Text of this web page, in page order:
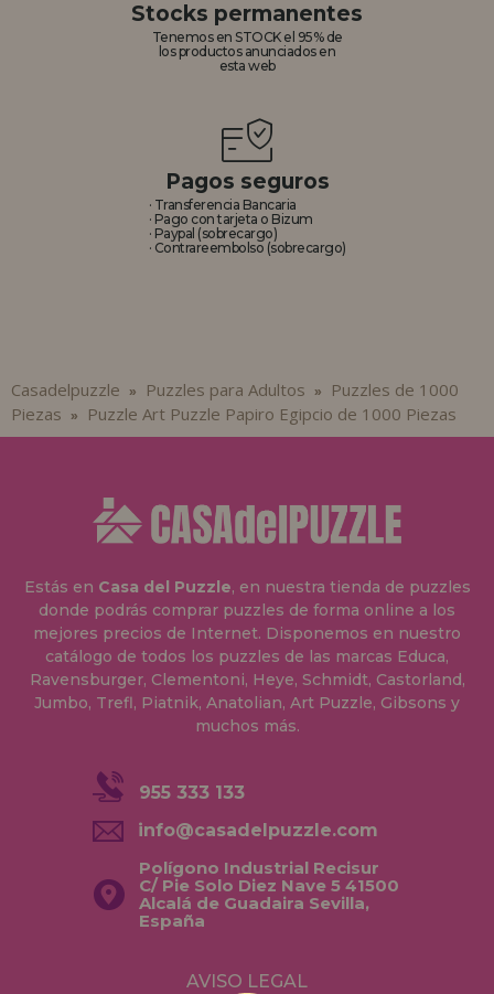
Stocks permanentes
Tenemos en STOCK el 95% de
los productos anunciados en
esta web
Pagos seguros
· Transferencia Bancaria
· Pago con tarjeta o Bizum
· Paypal (sobrecargo)
· Contrareembolso (sobrecargo)
Casadelpuzzle » Puzzles para Adultos »
Puzzles de 1000
Piezas » Puzzle Art Puzzle Papiro Egipcio de 1000 Piezas
Estás en Casa del Puzzle, en nuestra tienda de puzzles
donde podrás comprar puzzles de forma online a los
mejores precios de Internet. Disponemos en nuestro
catálogo de todos los puzzles de las marcas Educa,
Ravensburger, Clementoni, Heye, Schmidt, Castorland,
Jumbo, Trefl, Piatnik, Anatolian, Art Puzzle, Gibsons y
muchos más.
955 333 133
info@casadelpuzzle.com
Polígono Industrial Recisur
C/ Pie Solo Diez Nave 5 41500
Alcalá de Guadaira Sevilla,
España
AVISO LEGAL